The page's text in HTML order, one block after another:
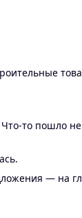
то пошло
— на